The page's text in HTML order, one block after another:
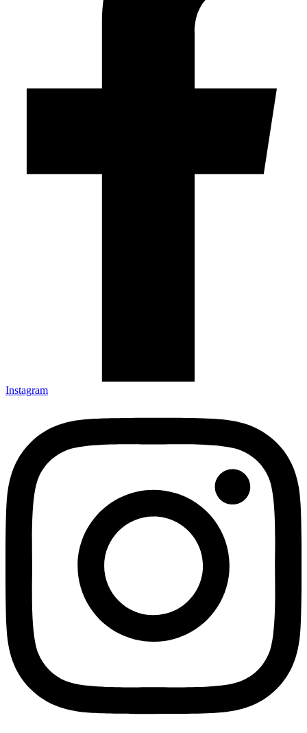
Instagram